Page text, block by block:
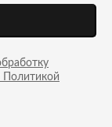
Политикой